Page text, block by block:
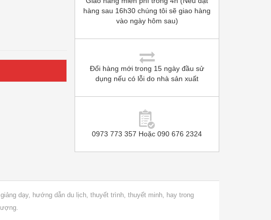
hàng sau 16h30 chúng tôi sẽ giao hàng
vào ngày hôm sau)
Đổi hàng mới trong 15 ngày đầu sử
dụng nếu có lỗi do nhà sản xuất
0973 773 357 Hoặc 090 676 2324
dạy, hướng dẫn du lịch, thuyết trình, thuyết minh, hay trong